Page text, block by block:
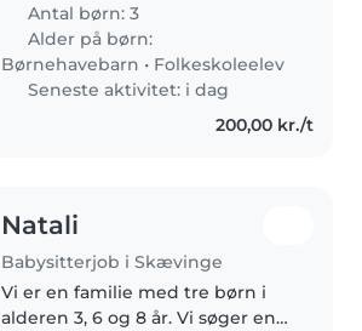
det meste selv. Vi leder efter en
der vil hygge med..
Antal børn: 3
Alder på børn:
Børnehavebarn • Folkeskoleelev
Seneste aktivitet: i dag
200,00 kr./t
Natali
Babysitterjob i Skævinge
Vi er en familie med tre børn i
alderen 3, 6 og 8 år. Vi søger en